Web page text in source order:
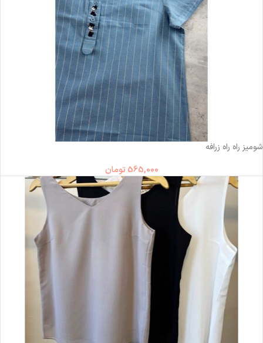
شومیز راه راه زرافه
565,000 تومان